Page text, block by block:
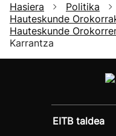
Hasiera Politika
Hauteskunde
Hauteskunde
Karrantza
EITB taldea